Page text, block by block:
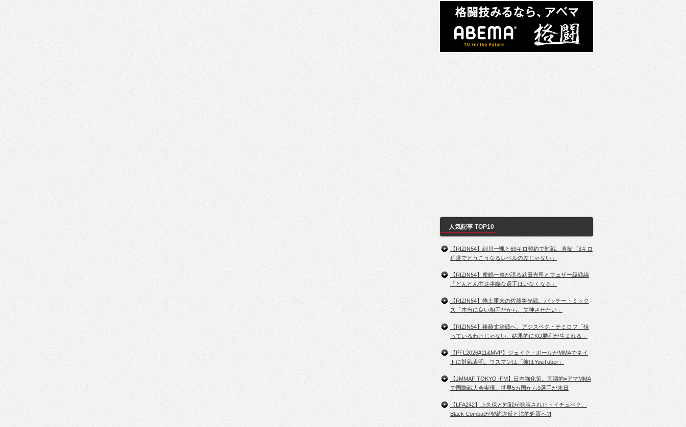
人気記事 TOP10
【RIZIN54】細川一颯と69キロ契約で対戦、直樹「3キロ
程度でどうこうなるレベルの差じゃない」
【RIZIN54】摩嶋一整が語る武田光司とフェザー級戦線
「どんどん中途半端な選手はいなくなる」
【RIZIN54】捲土重来の佐藤将光戦、パッチー・ミック
ス「本当に良い相手だから、失神させたい」
【RIZIN54】後藤丈治戦へ。アジスベク・テミロフ「狙
っているわけじゃない。結果的にKO勝利が生まれる」
【PFL2026#11&MVP】ジェイク・ポールがMMAでネイ
トに対戦表明。ウスマンは「彼はYouTuber」
【JMMAF TOKYO IFM】日本強化策。画期的=アマMMA
で国際戦大会実現。世界5カ国から9選手が来日
【LFA242】上久保と対戦が発表されたトイチュベク。
Black Combatが契約違反と法的処置へ?!